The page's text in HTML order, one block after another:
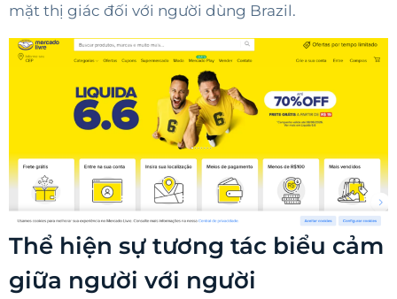
mặt thị giác đối với người dùng Brazil.
Thể hiện sự tương tác biểu cảm
giữa người với người